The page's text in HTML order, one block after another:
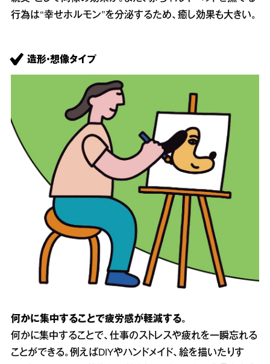
行為は“幸せホルモン”を分泌するため、癒し効果も大きい。
造形・想像タイプ
何かに集中することで疲労感が軽減する。
何かに集中することで、仕事のストレスや疲れを一瞬忘れる
ことができる。例えばDIYやハンドメイド、絵を描いたりす